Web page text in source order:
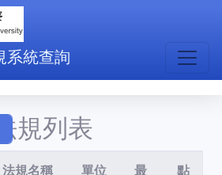
系統查詢
法規列表
法規名稱 單位
最
點